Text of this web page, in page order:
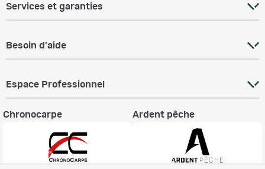
Services et garanties
Besoin d'aide
Espace Professionnel
Chronocarpe Ardent pêche